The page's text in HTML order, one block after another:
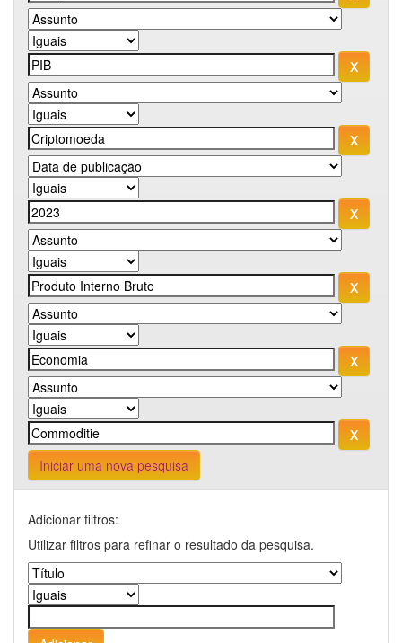
Iniciar uma nova pesquisa
Adicionar filtros:
Utilizar filtros para refinar o resultado da pesquisa.